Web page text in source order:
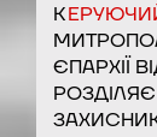
К
ЄПАРХІЇ